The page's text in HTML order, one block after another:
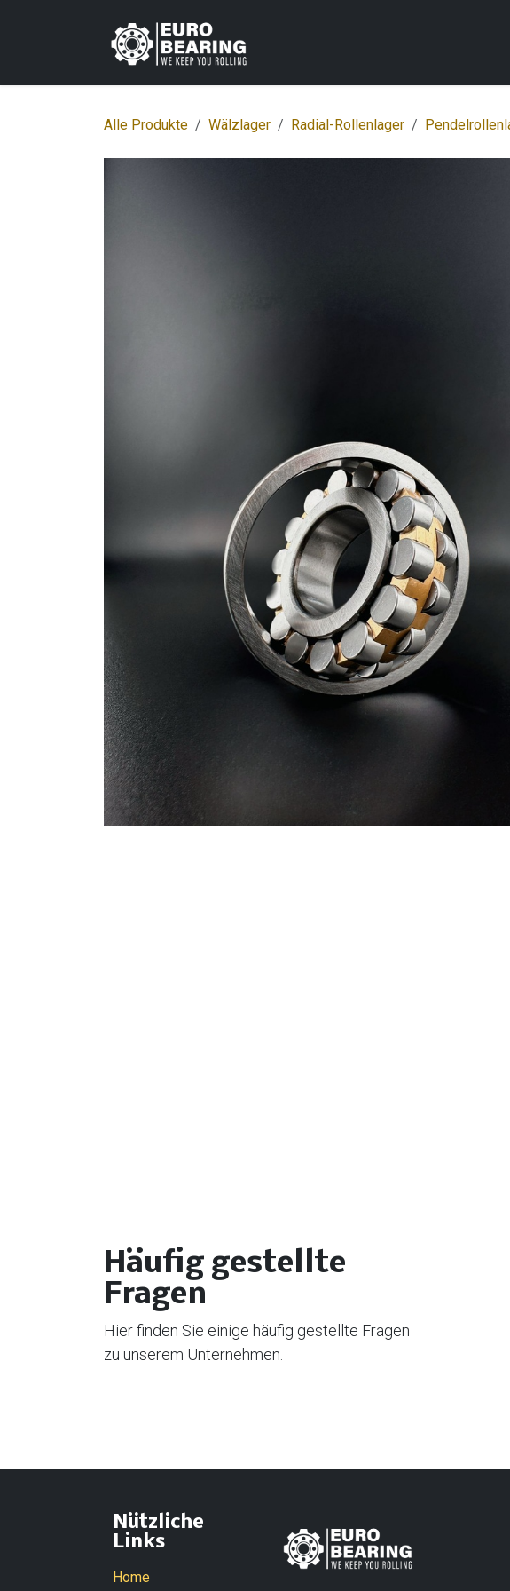
Alle Produkte Wälzlager Radial-Rollenlager
Häufig gestellte
Fragen
Hier finden Sie einige häufig gestellte Fragen
zu unserem Unternehmen.
Nützliche
Links
Home